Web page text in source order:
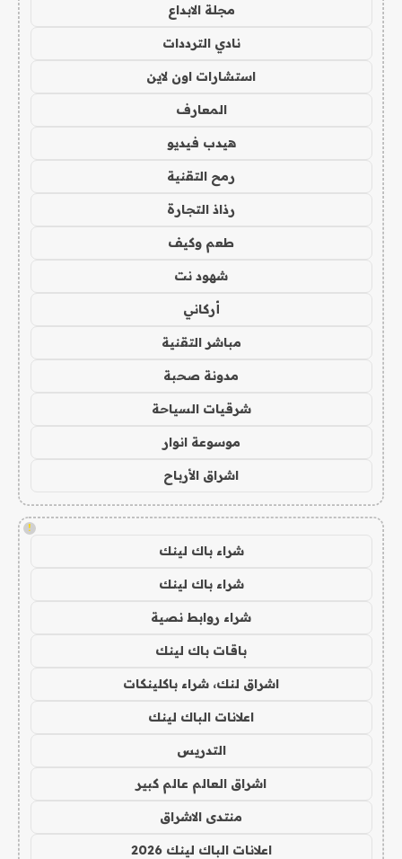
مجلة الابداع
نادي الترددات
استشارات اون لاين
المعارف
هيدب فيديو
رمح التقنية
رذاذ التجارة
طعم وكيف
شهود نت
أركاني
مباشر التقنية
مدونة صحبة
شرقيات السياحة
موسوعة انوار
اشراق الأرباح
!
شراء باك لينك
شراء باك لينك
شراء روابط نصية
باقات باك لينك
اشراق لنك، شراء باكلينكات
اعلانات الباك لينك
التدريس
اشراق العالم عالم كبير
منتدى الاشراق
اعلانات الباك لينك 2026